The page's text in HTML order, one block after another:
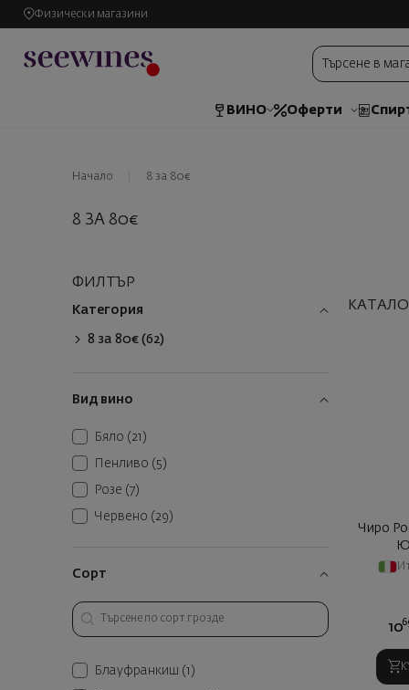
Физически магазини
ВИНО Оферти
Начало 8 за 80€
8 ЗА 80€
ФИЛТЪР
Категория
8 за 80€ (62)
Вид вино
Бяло (21)
Пенливо (5)
Розе (7)
Червено (29)
Сорт
Блауфранкиш (1)
Чиро
10